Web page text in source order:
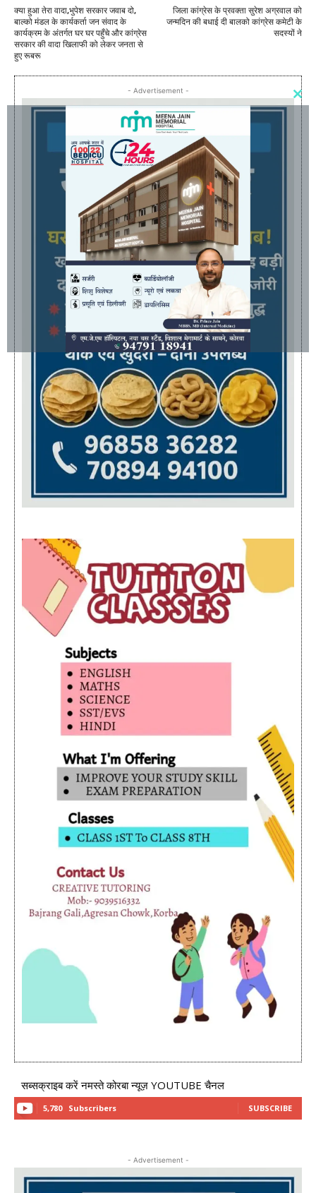
क्या हुआ तेरा वादा,भुपेश सरकार जवाब दो,
बाल्को मंडल के कार्यकर्ता जन संवाद के
कार्यक्रम के अंतर्गत घर घर पहुँचे और कांग्रेस
सरकार की वादा खिलाफी को लेकर जनता से
हुए रूबरू
जिला कांग्रेस के प्रवक्ता सुरेश अग्रवाल को
जन्मदिन की बधाई दी बालको कांग्रेस कमेटी के
सदस्यों ने
- Advertisement -
सब्सक्राइब करें नमस्ते कोरबा न्यूज़ YOUTUBE चैनल
5,780 Subscribers SUBSCRIBE
- Advertisement -